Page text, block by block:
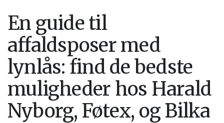
En guide til
affaldsposer med
lynlås: find de bedste
muligheder hos Harald
Nyborg, Føtex, og Bilka